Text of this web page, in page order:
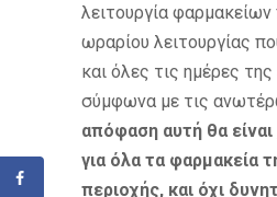
λειτουργία
ωραρίου λειτουργίας
και όλες τις ημέρες
σύμφωνα με τις
απόφαση αυτή θα είναι
για όλα τα φαρμακεία
περιοχής, και όχι